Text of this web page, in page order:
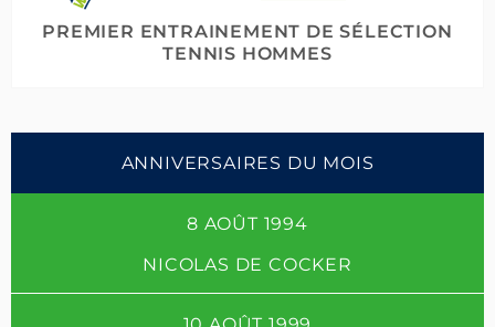
PREMIER ENTRAINEMENT DE SÉLECTION
TENNIS HOMMES
ANNIVERSAIRES DU MOIS
8 AOÛT 1994
NICOLAS DE COCKER